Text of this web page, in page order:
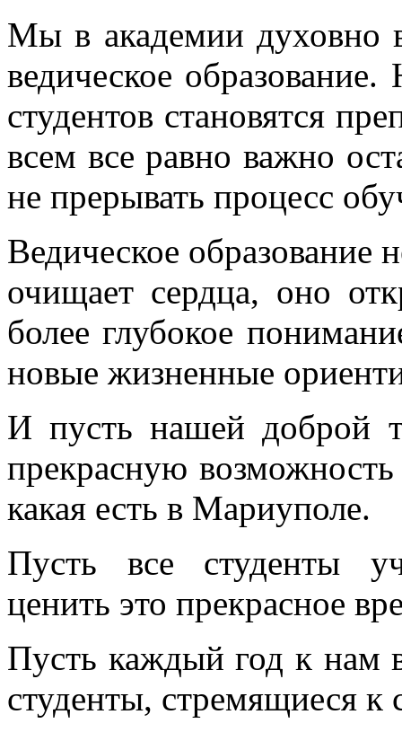
Мы в академии духовно
ведическое
студентов становятся
всем все равно важно
не прерывать процесс
Ведическое
очищает сердца, оно
более глубокое
новые жизненные
И пусть нашей доброй
прекрасную
какая есть в Мариуполе.
Пусть все студенты
ценить это прекрасное
Пусть каждый год к нам
студенты, стремящиеся